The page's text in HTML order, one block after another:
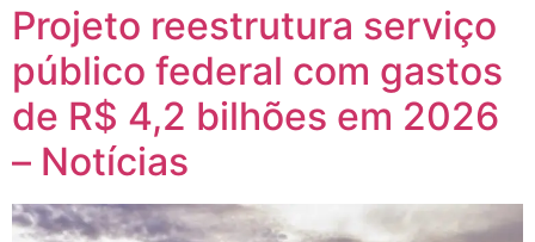
Projeto reestrutura serviço
público federal com gastos
de R$ 4,2 bilhões em 2026
– Notícias